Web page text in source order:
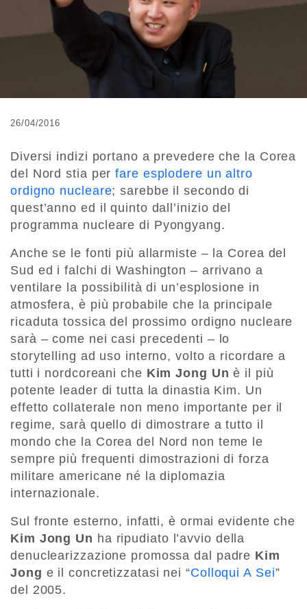
26/04/2016
Diversi indizi portano a prevedere che la Corea
del Nord stia perfare esplodere un altro
ordigno nucleare; sarebbe il secondo di
quest’anno ed il quinto dall’inizio del
programma nucleare di Pyongyang.
Anche se le fonti più allarmiste – la Corea del
Sud ed i falchi di Washington – arrivano a
ventilare la possibilità di un’esplosione in
atmosfera, è più probabile che la principale
ricaduta tossica del prossimo ordigno nucleare
sarà – come nei casi precedenti – lo
storytelling ad uso interno, volto a ricordare a
tutti i nordcoreani che Kim Jong Un è il più
potente leader di tutta la dinastia Kim. Un
effetto collaterale non meno importante per il
regime, sarà quello di dimostrare a tutto il
mondo che la Corea del Nord non teme le
sempre più frequenti dimostrazioni di forza
militare americane né la diplomazia
internazionale.
Sul fronte esterno, infatti, è ormai evidente che
Kim Jong Un ha ripudiato l’avvio della
denuclearizzazione promossa dal padre Kim
Jong e il concretizzatasi nei “Colloqui A Sei”
del 2005.